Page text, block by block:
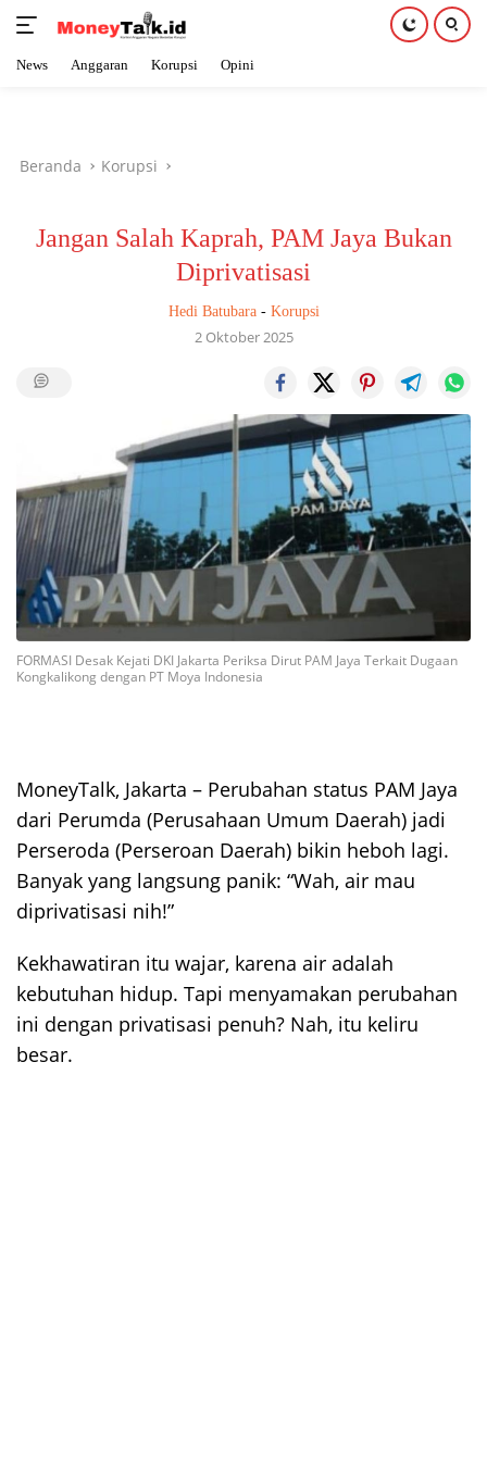
News Anggaran Korupsi Opini
Beranda Korupsi
Jangan Salah Kaprah, PAM Jaya Bukan
Diprivatisasi
Hedi Batubara- Korupsi
2 Oktober 2025
FORMASI Desak Kejati DKI Jakarta Periksa Dirut PAM Jaya Terkait Dugaan
Kongkalikong dengan PT Moya Indonesia
MoneyTalk, Jakarta – Perubahan status PAM Jaya
dari Perumda (Perusahaan Umum Daerah) jadi
Perseroda (Perseroan Daerah) bikin heboh lagi.
Banyak yang langsung panik: “Wah, air mau
diprivatisasi nih!”
Kekhawatiran itu wajar, karena air adalah
kebutuhan hidup. Tapi menyamakan perubahan
ini dengan privatisasi penuh? Nah, itu keliru
besar.